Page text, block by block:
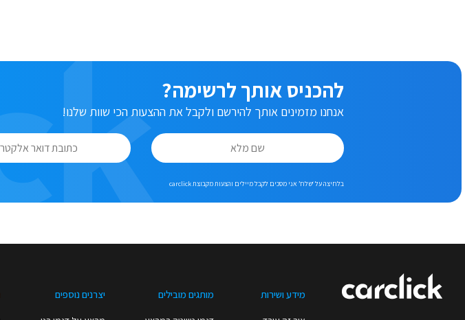
להכניס אותך לרשימה?
אנחנו מזמינים אותך להירשם ולקבל את ההצעות הכי שוות שלנו!
בלחיצה על ‘שלח’ אני מסכים לקבל מיילים והצעות מקבוצת carclick
מידע ושירות מותגים מובילים יצרנים נוספים